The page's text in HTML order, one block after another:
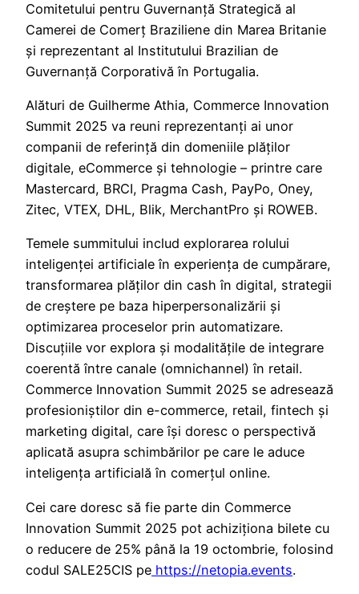
Comitetului pentru Guvernanță Strategică al
Camerei de Comerț Braziliene din Marea Britanie
și reprezentant al Institutului Brazilian de
Guvernanță Corporativă în Portugalia.
Alături de Guilherme Athia, Commerce Innovation
Summit 2025 va reuni reprezentanți ai unor
companii de referință din domeniile plăților
digitale, eCommerce și tehnologie – printre care
Mastercard, BRCI, Pragma Cash, PayPo, Oney,
Zitec, VTEX, DHL, Blik, MerchantPro și ROWEB.
Temele summitului includ explorarea rolului
inteligenței artificiale în experiența de cumpărare,
transformarea plăților din cash în digital, strategii
de creștere pe baza hiperpersonalizării și
optimizarea proceselor prin automatizare.
Discuțiile vor explora și modalitățile de integrare
coerentă între canale (omnichannel) în retail.
Commerce Innovation Summit 2025 se adresează
profesioniștilor din e-commerce, retail, fintech și
marketing digital, care își doresc o perspectivă
aplicată asupra schimbărilor pe care le aduce
inteligența artificială în comerțul online.
Cei care doresc să fie parte din Commerce
Innovation Summit 2025 pot achiziționa bilete cu
o reducere de 25% până la 19 octombrie, folosind
codul SALE25CIS pe https://netopia.events.